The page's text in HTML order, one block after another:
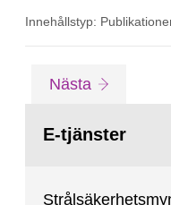
eller organisation
Innehållstyp:
Nästa sida
E-tjänster